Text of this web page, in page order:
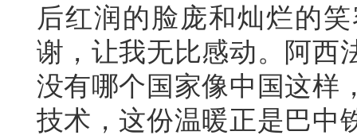
后红润的脸庞和灿烂的
谢，让我无比感动。阿西
没有哪个国家像中国这样
技术，这份温暖正是巴中